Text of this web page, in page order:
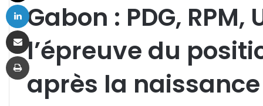
Gabon : PDG, RPM,
l’épreuve du
après la naissance
Imprimer